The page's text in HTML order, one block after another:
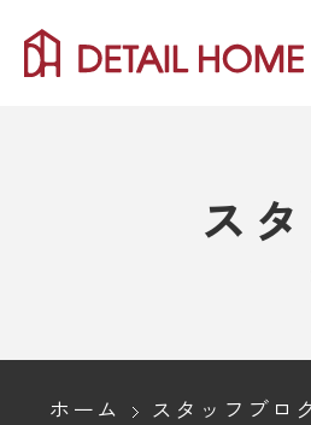
ス
ホーム スタッフブロ